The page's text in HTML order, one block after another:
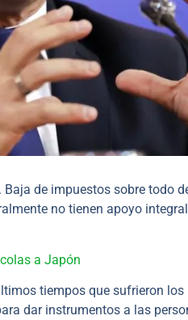
de impuestos sobre todo
no tienen apoyo
a Japón
tiempos que sufrieron
dar instrumentos a las